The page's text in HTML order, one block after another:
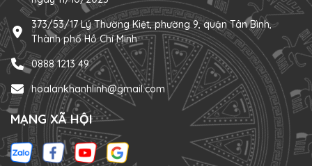
373/53/17 Lý Thường Kiệt, phường 9, quận Tân Bình,
Thành phố Hồ Chí Minh
0888 1213 49
hoalankhanhlinh@gmail.com
MẠNG XÃ HỘI